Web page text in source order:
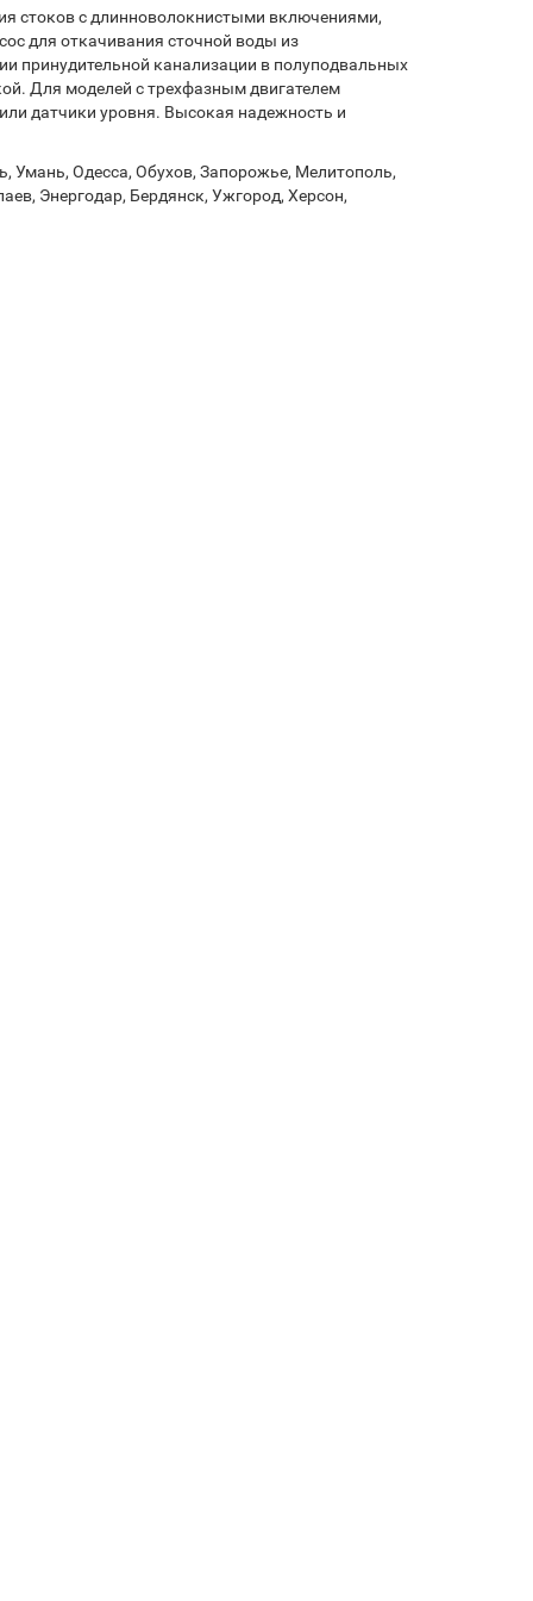
стоков с длинноволокнистыми включениями,
для откачивания сточной воды из
принудительной канализации в полуподвальных
Для моделей с трехфазным двигателем
датчики уровня. Высокая надежность и
Умань, Одесса, Обухов, Запорожье, Мелитополь,
Энергодар, Бердянск, Ужгород, Херсон,